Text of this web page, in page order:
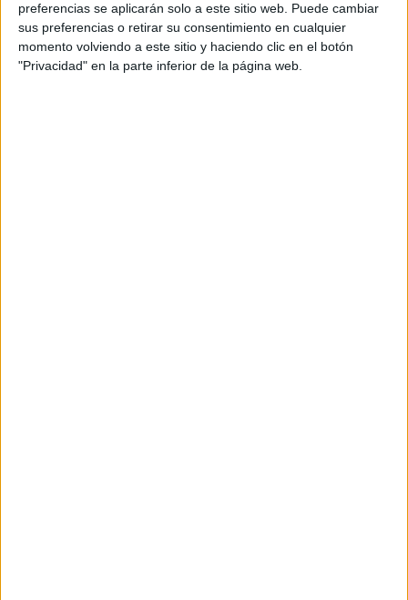
preferencias se aplicarán solo a este sitio web. Puede cambiar
sus preferencias o retirar su consentimiento en cualquier
momento volviendo a este sitio y haciendo clic en el botón
"Privacidad" en la parte inferior de la página web.